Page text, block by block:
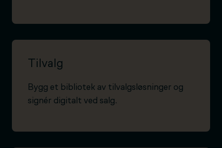
Tilvalg
Bygg et bibliotek av tilvalgsløsninger og
signér digitalt ved salg.